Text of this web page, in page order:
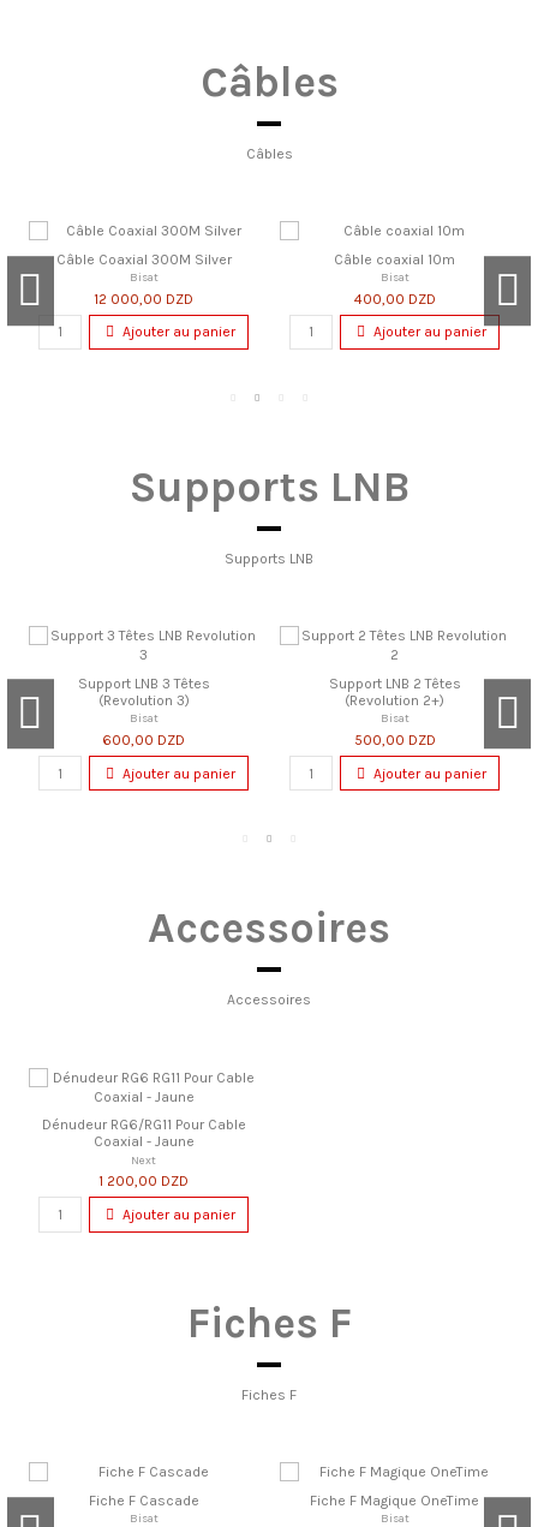
Câbles
Câbles
Câble Coaxial 300M Silver
Bisat
12 000,00 DZD
Ajouter au panier
Câble coaxial 10m
Bisat
400,00 DZD
Ajouter au panier
Supports LNB
Supports LNB
Support LNB 3 Têtes
(Revolution 3)
Bisat
600,00 DZD
Ajouter au panier
Support LNB 2 Têtes
(Revolution 2+)
Bisat
500,00 DZD
Ajouter au panier
Accessoires
Accessoires
Dénudeur RG6/RG11 Pour Cable
Coaxial - Jaune
Next
1 200,00 DZD
Ajouter au panier
Fiches F
Fiches F
Fiche F Cascade
Bisat
Fiche F Magique OneTime
Bisat